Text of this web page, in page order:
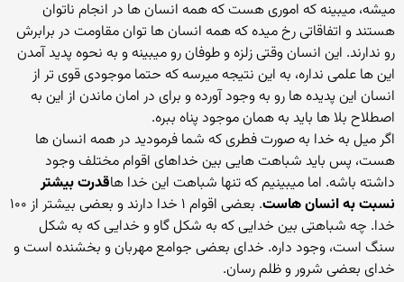
میشه، میبینه که اموری هست که همه انسان ها در انجام ناتوان
هستند و اتفاقاتی رخ میده که همه انسان ها توان مقاومت در برابرش
رو ندارند. این انسان وقتی زلزه و طوفان رو میبینه و به نحوه پدید آمدن
این ها علمی نداره، به این نتیجه میرسه که حتما موجودی قوی تر از
انسان این پدیده ها رو به وجود آورده و برای در امان ماندن از این به
اصطلاح بلا ها باید به همان موجود پناه ببره.
اگر میل به خدا به صورت فطری که شما فرمودید در همه انسان ها
هست، پس باید شباهت هایی بین خداهای اقوام مختلف وجود
داشته باشه. اما میبینیم که تنها شباهت این خدا هاقدرت بیشتر
نسبت به انسان هاست
. بعضی اقوام ۱ خدا دارند و بعضی بیشتر از ۱۰۰
خدا. چه شباهتی بین خدایی که به شکل گاو و خدایی که به شکل
سنگ است، وجود داره. خدای بعضی جوامع مهربان و بخشنده است و
خدای بعضی شرور و ظلم رسان.